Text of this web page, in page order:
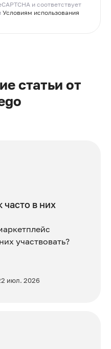
и соответствует
Условиям использования
статьи от
часто в них
участвовать?
июл. 2026